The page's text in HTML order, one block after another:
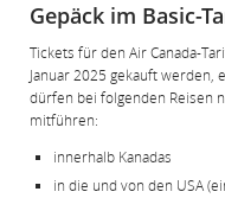
Gepäck im Basic-
Tickets für den Air Canada-
Januar 2025 gekauft werden,
dürfen bei folgenden Reisen
mitführen:
innerhalb Kanadas
in die und von den USA